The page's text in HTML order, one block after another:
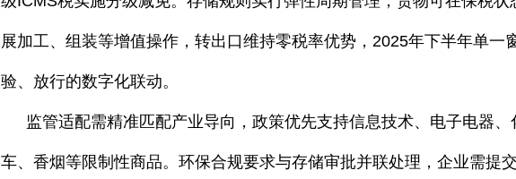
展加工、组装等增值操作，转出口维持零税率优势，2025年下半年单一
验、放行的数字化联动。
监管适配需精准匹配产业导向，政策优先支持信息技术、电子电器
车、香烟等限制性商品。环保合规要求与存储审批并联处理，企业需提